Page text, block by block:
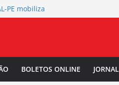
PE mobiliza
abertura
convoca a
BOLETOS ONLINE JORNAL